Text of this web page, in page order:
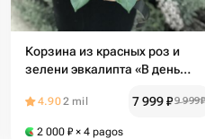
Корзина из красных роз и
зелени эвкалипта «В день
4.902 mil 7 999₽9 999
2 000 ₽ × 4 pagos